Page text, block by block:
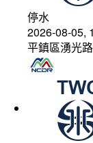
停水
2026-08-05,
平鎮區湧光